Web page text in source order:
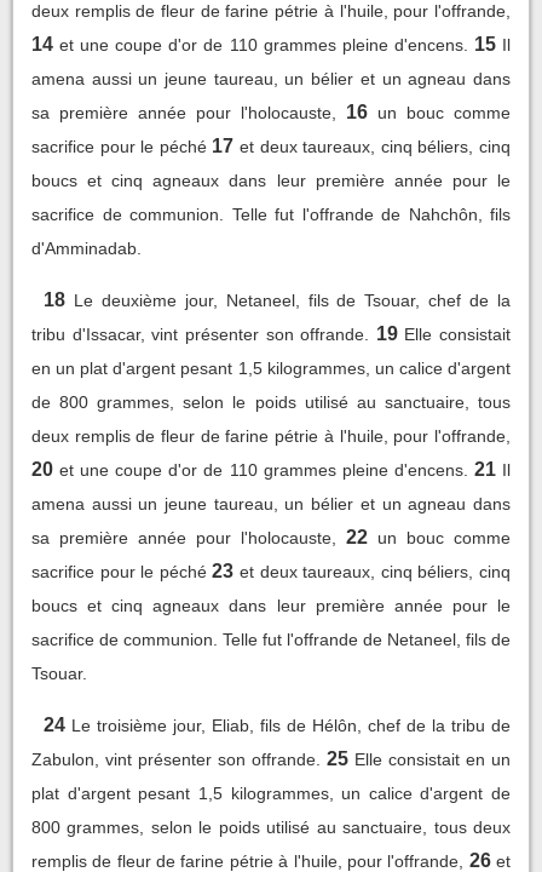
deux remplis de fleur de farine pétrie à l'huile, pour l'offrande,
14 et une coupe d'or de 110 grammes pleine d'encens. 15 Il
amena aussi un jeune taureau, un bélier et un agneau dans
sa première année pour l'holocauste,
16 un bouc comme
sacrifice pour le péché 17 et deux taureaux, cinq béliers, cinq
boucs et cinq agneaux dans leur première année pour le
sacrifice de communion. Telle fut l'offrande de Nahchôn, fils
d'Amminadab.
18 Le deuxième jour, Netaneel, fils de Tsouar, chef de la
tribu d'Issacar, vint présenter son offrande.
19 Elle consistait
en un plat d'argent pesant 1,5 kilogrammes, un calice d'argent
de 800 grammes, selon le poids utilisé au sanctuaire, tous
deux remplis de fleur de farine pétrie à l'huile, pour l'offrande,
20 et une coupe d'or de 110 grammes pleine d'encens. 21 Il
amena aussi un jeune taureau, un bélier et un agneau dans
sa première année pour l'holocauste,
22 un bouc comme
sacrifice pour le péché 23 et deux taureaux, cinq béliers, cinq
boucs et cinq agneaux dans leur première année pour le
sacrifice de communion. Telle fut l'offrande de Netaneel, fils de
Tsouar.
24 Le troisième jour, Eliab, fils de Hélôn, chef de la tribu de
Zabulon, vint présenter son offrande. 25 Elle consistait en un
plat d'argent pesant 1,5 kilogrammes, un calice d'argent de
800 grammes, selon le poids utilisé au sanctuaire, tous deux
remplis de fleur de farine pétrie à l'huile, pour l'offrande, 26 et